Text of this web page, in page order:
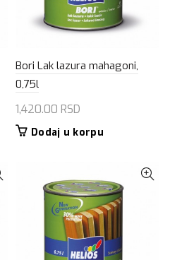
Bori Lak lazura mahagoni,
0,75l
1,420.00 RSD
Dodaj u korpu